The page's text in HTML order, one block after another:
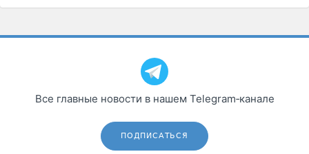
Все главные новости в нашем Telegram‑канале
ПОДПИСАТЬСЯ